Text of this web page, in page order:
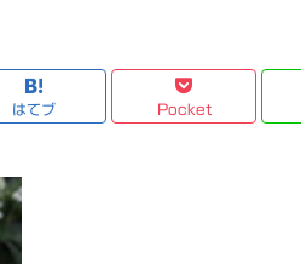
はてブ Pocket